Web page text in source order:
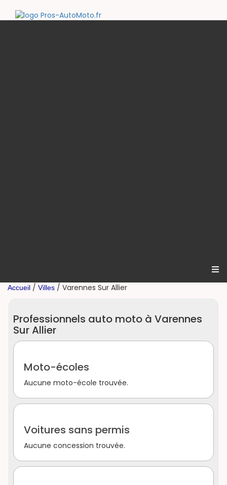
Accueil / Villes / Varennes Sur Allier
Professionnels auto moto à Varennes
Sur Allier
Moto-écoles
Aucune moto-école trouvée.
Voitures sans permis
Aucune concession trouvée.